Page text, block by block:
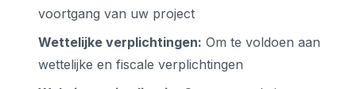
voortgang van uw project
Wettelijke verplichtingen: Om te voldoen aan
wettelijke en fiscale verplichtingen